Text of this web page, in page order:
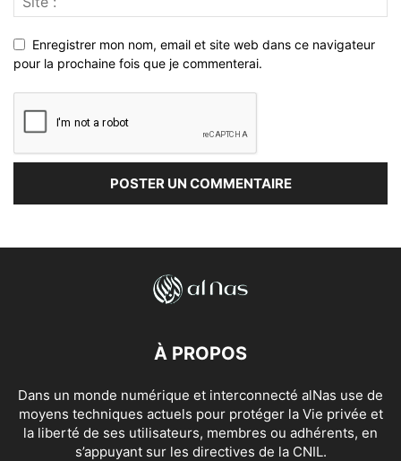
Enregistrer mon nom, email et site web dans ce navigateur
pour la prochaine fois que je commenterai.
À PROPOS
Dans un monde numérique et interconnecté alNas use de
moyens techniques actuels pour protéger la Vie privée et
la liberté de ses utilisateurs, membres ou adhérents, en
s’appuyant sur les directives de la CNIL.